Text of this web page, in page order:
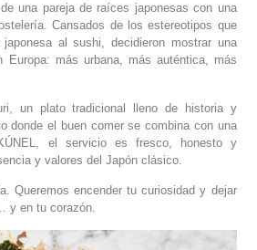
una pareja de raíces japonesas con una
Cansados de los estereotipos que
al sushi, decidieron mostrar una
Europa: más urbana, más auténtica, más
un plato tradicional lleno de historia y
donde el buen comer se combina con una
el servicio es fresco, honesto y
y valores del Japón clásico.
Queremos encender tu curiosidad y dejar
y en tu corazón.